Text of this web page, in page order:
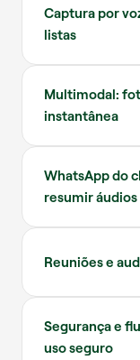
Captura por
listas
Multimodal:
instantânea
WhatsApp do
resumir
Reuniões e
Segurança e
uso seguro